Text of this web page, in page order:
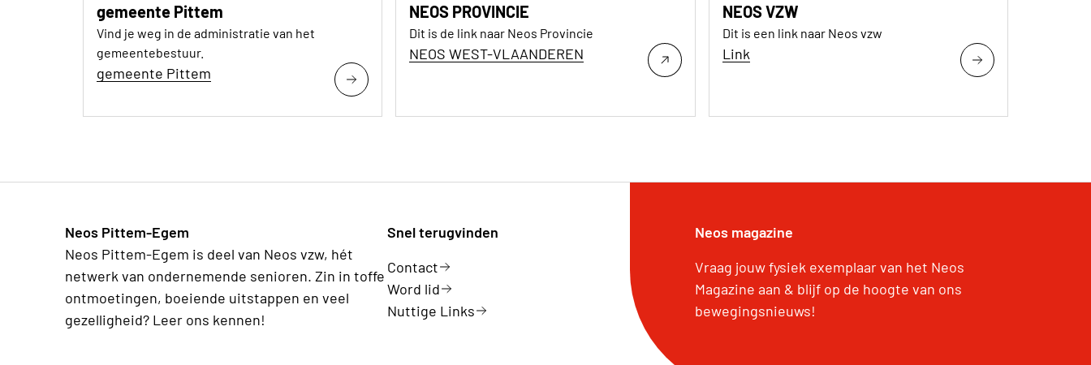
gemeente Pittem
Vind je weg in de administratie van het
gemeentebestuur.
gemeente Pittem
NEOS PROVINCIE
Dit is de link naar Neos Provincie
NEOS WEST-VLAANDEREN
NEOS VZW
Dit is een link naar Neos vzw
Link
Neos Pittem-Egem
Neos Pittem-Egem is deel van Neos vzw, hét
netwerk van ondernemende senioren. Zin in toffe
ontmoetingen, boeiende uitstappen en veel
gezelligheid? Leer ons kennen!
Snel terugvinden
Contact
Word lid
Nuttige Links
Neos magazine
Vraag jouw fysiek exemplaar van het Neos
Magazine aan & blijf op de hoogte van ons
bewegingsnieuws!